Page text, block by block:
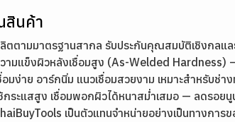
สินค้า
ตตามมาตรฐานสากล รับประกันคุณสมบัติเชิงกลแ
ามแข็งผิวหลังเชื่อมสูง (As-Welded Hardness)
อมง่าย อาร์กนิ่ม แนวเชื่อมสวยงาม เหมาะสำหรับช่า
กระแสสูง เชื่อมพอกผิวได้หนาสม่ำเสมอ — ลดรอยนู
เป็นตัวแทนจำหน่ายอย่างเป็นทางกา